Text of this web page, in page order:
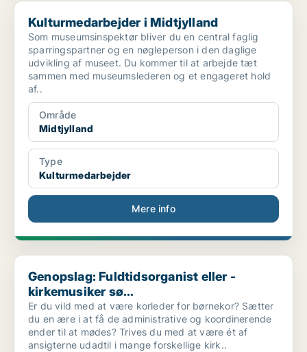
Kulturmedarbejder i Midtjylland
Kulturmedarbejder i Midtjylland
Som museumsinspektør bliver du en central faglig
sparringspartner og en nøgleperson i den daglige
udvikling af museet. Du kommer til at arbejde tæt
sammen med museumslederen og et engageret hold
af..
Område
Midtjylland
Type
Kulturmedarbejder
Mere info
Genopslag: Fuldtidsorganist eller -kirkemusiker sø...
Genopslag: Fuldtidsorganist eller -
kirkemusiker sø...
Er du vild med at være korleder for børnekor? Sætter
du en ære i at få de administrative og koordinerende
ender til at mødes? Trives du med at være ét af
ansigterne udadtil i mange forskellige kirk..